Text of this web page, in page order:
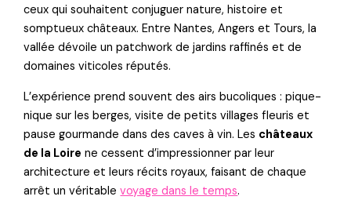
ceux qui souhaitent conjuguer nature, histoire et
somptueux châteaux. Entre Nantes, Angers et Tours, la
vallée dévoile un patchwork de jardins raffinés et de
domaines viticoles réputés.
L’expérience prend souvent des airs bucoliques : pique-
nique sur les berges, visite de petits villages fleuris et
pause gourmande dans des caves à vin. Les châteaux
de la Loire ne cessent d’impressionner par leur
architecture et leurs récits royaux, faisant de chaque
arrêt un véritablevoyage dans le temps.